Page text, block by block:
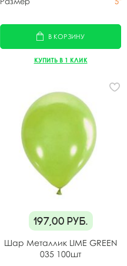
В КОРЗИНУ
КУПИТЬ В 1 КЛИК
197,00 руб.
Шар Металлик LIME GREEN
035 100шт